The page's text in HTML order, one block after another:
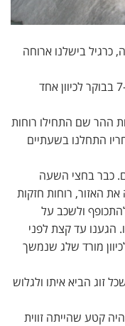
כרגיל בישלנו ארוחה
למחרת השכמנו קום ב-6 בבוקר, ויצאנו ב-7 בבוקר לכיוון אחד
ההר שם התחילו רוחות
התחלנו בשעתיים
כבר בחצי השעה
האזור, רוחות חזקות
ולשכב על
עד קצת לפני
מורד שלג שנמשך
זוג הביא איתו ולגלוש
קטע שהייתה זווית